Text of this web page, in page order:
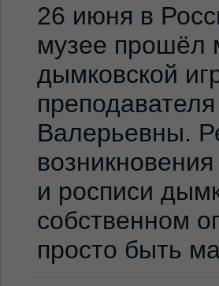
26 июня в
музее прошёл
дымковской
Валерьевны.
и росписи
собственном
просто быть